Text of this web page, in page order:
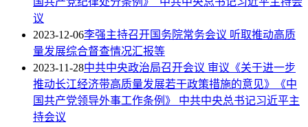
议
2023-12-06李强主持召开国务院常务会议 听取推动高质
量发展综合督查情况汇报等
2023-11-28中共中央政治局召开会议 审议《关于进一步
推动长江经济带高质量发展若干政策措施的意见》《中
国共产党领导外事工作条例》 中共中央总书记习近平主
持会议